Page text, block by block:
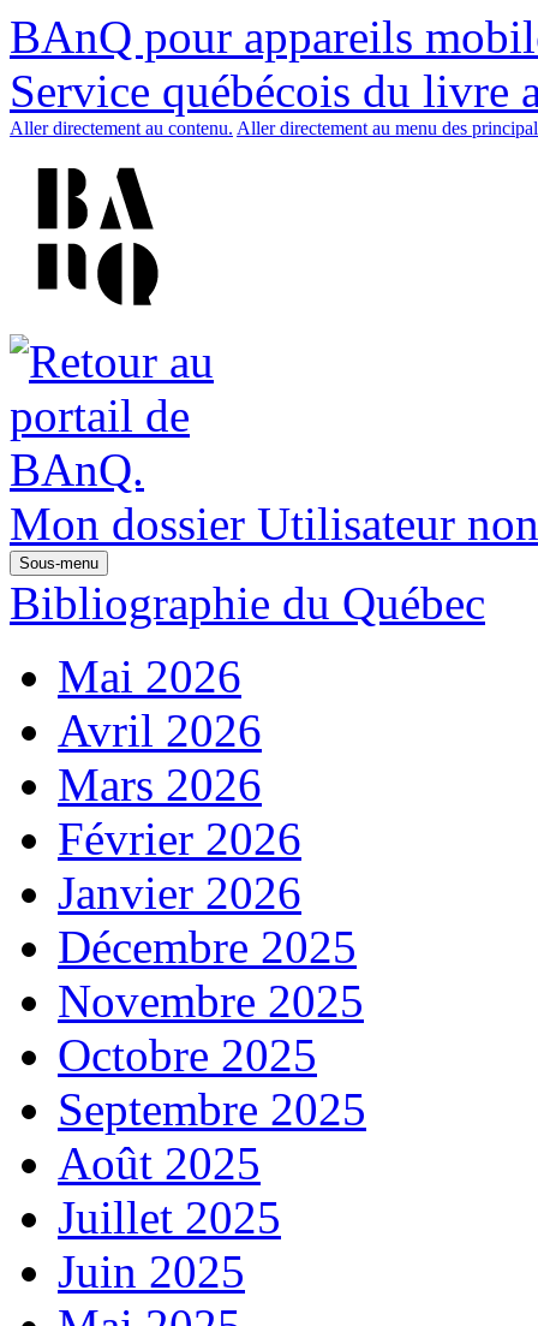
BAnQ pour appareils
Service québécois du livre
Aller directement au contenu. Aller directement au menu des
Mon dossier Utilisateur
Sous-menu
Bibliographie du Québec
Mai 2026
Avril 2026
Mars 2026
Février 2026
Janvier 2026
Décembre 2025
Novembre 2025
Octobre 2025
Septembre 2025
Août 2025
Juillet 2025
Juin 2025